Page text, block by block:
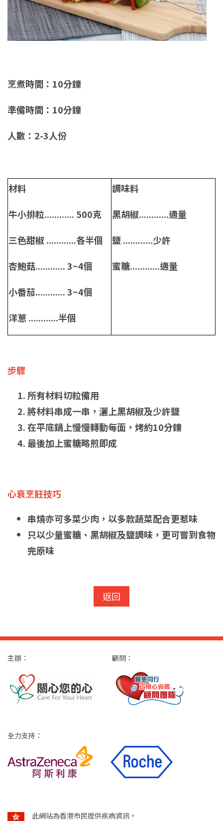
烹煮時間：10分鐘
準備時間：10分鐘
人數：2-3人份
材料
牛小排粒............ 500克
三色甜椒 ............各半個
杏鮑菇............ 3~4個
小番茄............ 3~4個
洋蔥 ............半個
調味料
黑胡椒............適量
鹽 ............少許
蜜糖............適量
步驟
所有材料切粒備用
將材料串成一串，灑上黑胡椒及少許鹽
在平底鍋上慢慢轉動每面，烤約10分鐘
最後加上蜜糖略煎即成
心衰烹飪技巧
串燒亦可多菜少肉，以多款蔬菜配合更惹味
只以少量蜜糖、黑胡椒及鹽調味，更可嘗到食物
完原味
返回
此網站為香港市民提供疾病資訊。
主辦： 顧問：
全力支持：